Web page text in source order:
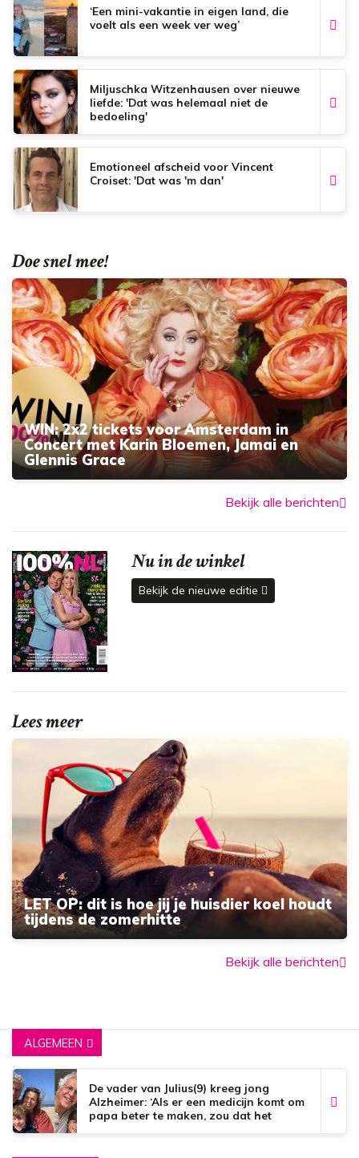
‘Een mini-vakantie in eigen land, die
voelt als een week ver weg’
Miljuschka Witzenhausen over nieuwe
liefde: 'Dat was helemaal niet de
bedoeling'
Emotioneel afscheid voor Vincent
Croiset: 'Dat was 'm dan'
Doe snel mee!
WIN: 2x2 tickets voor Amsterdam in
Concert met Karin Bloemen, Jamai en
Glennis Grace
Bekijk alle berichten
Nu in de winkel
Bekijk de nieuwe editie
Lees meer
LET OP: dit is hoe jij je huisdier koel houdt
tijdens de zomerhitte
Bekijk alle berichten
ALGEMEEN
De vader van Julius(9) kreeg jong
Alzheimer: ‘Als er een medicijn komt om
papa beter te maken, zou dat het